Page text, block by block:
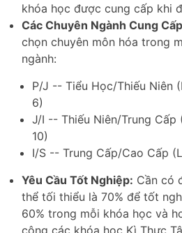
khóa học được cung cấp khi
Các Chuyên Ngành Cung
chọn chuyên môn hóa trong
ngành:
P/J -- Tiểu Học/Thiếu Niên
6)
J/I -- Thiếu Niên/Trung Cấp
10)
I/S -- Trung Cấp/Cao Cấp
Yêu Cầu Tốt Nghiệp: Cần có
thể tối thiểu là 70% để tốt
60% trong mỗi khóa học và
công các khóa học Kì Thực